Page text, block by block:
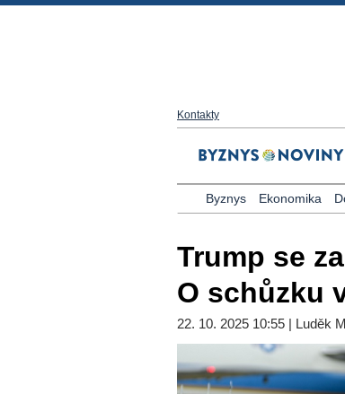
Kontakty
Byznys Ekonomika
Trump se
O schůzku
22. 10. 2025 10:55 | Luděk